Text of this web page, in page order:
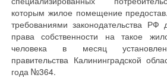
которым жилое помещение
требованиями законодательства
права собственности на такое
человека в месяц
правительства Калининградской
года №364.